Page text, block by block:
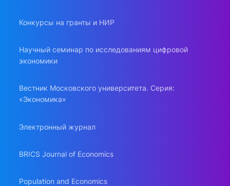
Конкурсы на гранты и НИР
Научный семинар по исследованиям цифровой
экономики
Вестник Московского университета. Серия:
«Экономика»
Электронный журнал
BRICS Journal of Economics
Population and Economics